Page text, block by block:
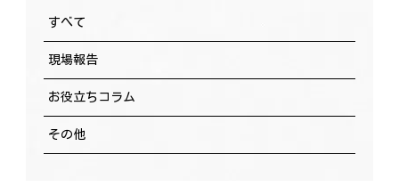
すべて
現場報告
お役立ちコラム
その他